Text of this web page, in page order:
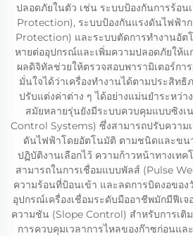
ปลอดภัยในตัว เช่น ระบบป้องกันการร้อ
Protection), ระบบป้องกันแรงดันไฟฟ้า
Protection) และระบบตัดการทำงานอัต
หายต่ออุปกรณ์และเพิ่มความปลอดภัยให้
ผลดิจิทัลช่วยให้ตรวจสอบพารามิเตอร์กา
มั่นใจได้ว่าเครื่องทำงานได้ตามประสิท
ปรับแต่งค่าต่าง ๆ ได้อย่างแม่นยำระหว่า
สมัยหลายรุ่นยังมีระบบควบคุมแบบซิงเ
Control Systems) ซึ่งสามารถปรับความ
ดันไฟฟ้าโดยอัตโนมัติ ตามชนิดและขน
ปฏิบัติงานเลือกไว้ ความก้าวหน้าทางเทค
สามารถในการเชื่อมแบบพัลส์ (Pulse
ความร้อนที่ป้อนเข้า และลดการบิดงอขอ
อุปกรณ์เครื่องเชื่อมระดับมืออาชีพมักมีฟีเ
ความชัน (Slope Control) สำหรับการเติ
การควบคุมเวลาการไหลของก๊าซก่อนแ